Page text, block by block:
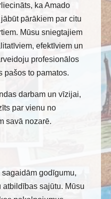
ka Amado
pārākiem par citu
Mūsu sniegtajiem
efektīviem un
profesionālos
pašos to pamatos.
darbam un vīzijai,
par vienu no
savā nozarē.
godīgumu,
sajūtu. Mūsu